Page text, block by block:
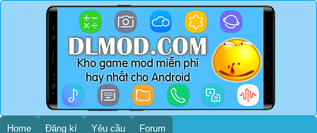
Home Đăng kí Yêu cầu Forum